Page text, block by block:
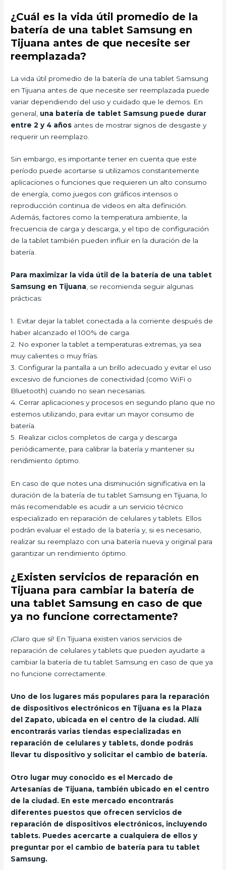
¿Cuál es la vida útil promedio de la
batería de una tablet Samsung en
Tijuana antes de que necesite ser
reemplazada?
La vida útil promedio de la batería de una tablet Samsung
en Tijuana antes de que necesite ser reemplazada puede
variar dependiendo del uso y cuidado que le demos. En
general, una batería de tablet Samsung puede durar
entre 2 y 4 años antes de mostrar signos de desgaste y
requerir un reemplazo.
Sin embargo, es importante tener en cuenta que este
período puede acortarse si utilizamos constantemente
aplicaciones o funciones que requieren un alto consumo
de energía, como juegos con gráficos intensos o
reproducción continua de videos en alta definición.
Además, factores como la temperatura ambiente, la
frecuencia de carga y descarga, y el tipo de configuración
de la tablet también pueden influir en la duración de la
batería.
Para maximizar la vida útil de la batería de una tablet
Samsung en Tijuana, se recomienda seguir algunas
prácticas:
1. Evitar dejar la tablet conectada a la corriente después de
haber alcanzado el 100% de carga.
2. No exponer la tablet a temperaturas extremas, ya sea
muy calientes o muy frías.
3. Configurar la pantalla a un brillo adecuado y evitar el uso
excesivo de funciones de conectividad (como WiFi o
Bluetooth) cuando no sean necesarias.
4. Cerrar aplicaciones y procesos en segundo plano que no
estemos utilizando, para evitar un mayor consumo de
batería.
5. Realizar ciclos completos de carga y descarga
periódicamente, para calibrar la batería y mantener su
rendimiento óptimo.
En caso de que notes una disminución significativa en la
duración de la batería de tu tablet Samsung en Tijuana, lo
más recomendable es acudir a un servicio técnico
especializado en reparación de celulares y tablets. Ellos
podrán evaluar el estado de la batería y, si es necesario,
realizar su reemplazo con una batería nueva y original para
garantizar un rendimiento óptimo.
¿Existen servicios de reparación en
Tijuana para cambiar la batería de
una tablet Samsung en caso de que
ya no funcione correctamente?
¡Claro que sí! En Tijuana existen varios servicios de
reparación de celulares y tablets que pueden ayudarte a
cambiar la batería de tu tablet Samsung en caso de que ya
no funcione correctamente.
Uno de los lugares más populares para la reparación
de dispositivos electrónicos en Tijuana es la Plaza
del Zapato, ubicada en el centro de la ciudad. Allí
encontrarás varias tiendas especializadas en
reparación de celulares y tablets, donde podrás
llevar tu dispositivo y solicitar el cambio de batería.
Otro lugar muy conocido es el Mercado de
Artesanías de Tijuana, también ubicado en el centro
de la ciudad. En este mercado encontrarás
diferentes puestos que ofrecen servicios de
reparación de dispositivos electrónicos, incluyendo
tablets. Puedes acercarte a cualquiera de ellos y
preguntar por el cambio de batería para tu tablet
Samsung.